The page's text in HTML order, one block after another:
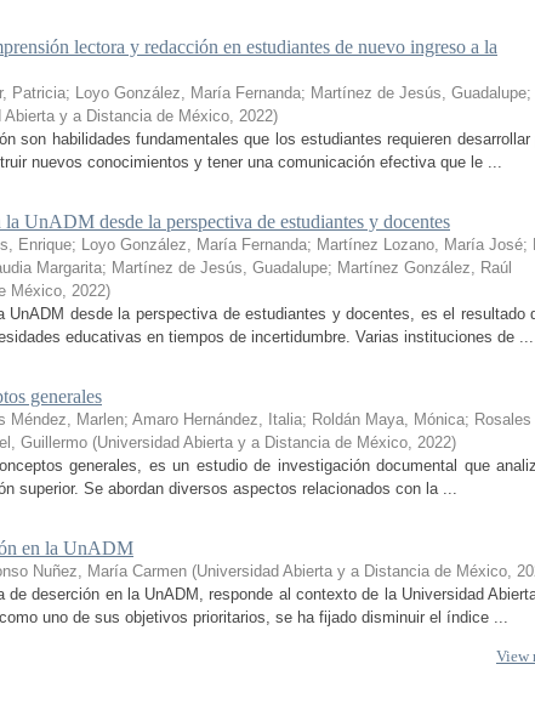
lectora y redacción en estudiantes de nuevo ingreso a la
Patricia; Loyo González, María Fernanda; Martínez de Jesús, Guadalupe;
Abierta y a Distancia de México, 2022)
son habilidades fundamentales que los estudiantes requieren desarrollar
nuevos conocimientos y tener una comunicación efectiva que le ...
UnADM desde la perspectiva de estudiantes y docentes
Enrique; Loyo González, María Fernanda; Martínez Lozano, María José;
Margarita; Martínez de Jesús, Guadalupe; Martínez González, Raúl
México, 2022)
UnADM desde la perspectiva de estudiantes y docentes, es el resultado
educativas en tiempos de incertidumbre. Varias instituciones de ...
generales
Méndez, Marlen; Amaro Hernández, Italia; Roldán Maya, Mónica; Rosales
Guillermo (Universidad Abierta y a Distancia de México, 2022)
generales, es un estudio de investigación documental que
superior. Se abordan diversos aspectos relacionados con la ...
en la UnADM
Nuñez, María Carmen (Universidad Abierta y a Distancia de México,
de deserción en la UnADM, responde al contexto de la Universidad
uno de sus objetivos prioritarios, se ha fijado disminuir el índice ...
View